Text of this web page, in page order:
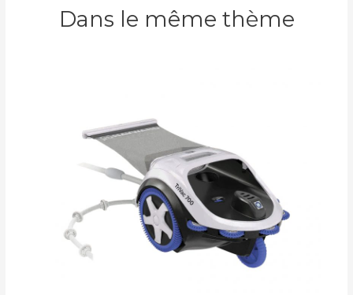
Dans le même thème